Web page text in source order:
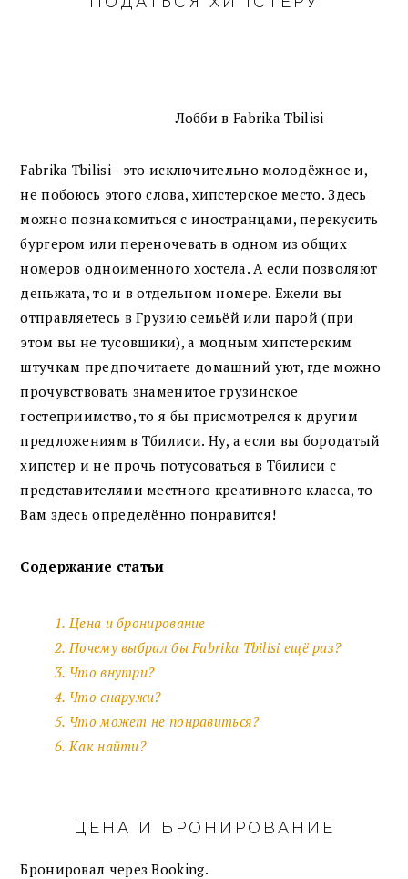
Лобби в Fabrika Tbilisi
Fabrika Tbilisi - это исключительно молодёжное и,
не побоюсь этого слова, хипстерское место. Здесь
можно познакомиться с иностранцами, перекусить
бургером или переночевать в одном из общих
номеров одноименного хостела. А если позволяют
деньжата, то и в отдельном номере. Ежели вы
отправляетесь в Грузию семьёй или парой (при
этом вы не тусовщики), а модным хипстерским
штучкам предпочитаете домашний уют, где можно
прочувствовать знаменитое грузинское
гостеприимство, то я бы присмотрелся к другим
предложениям в Тбилиси. Ну, а если вы бородатый
хипстер и не прочь потусоваться в Тбилиси с
представителями местного креативного класса, то
Вам здесь определённо понравится!
Содержание статьи
1. Цена и бронирование
2. Почему выбрал бы Fabrika Tbilisi ещё раз?
3. Что внутри?
4. Что снаружи?
5. Что может не понравиться?
6. Как найти?
ЦЕНА И БРОНИРОВАНИЕ
Бронировал через Booking.